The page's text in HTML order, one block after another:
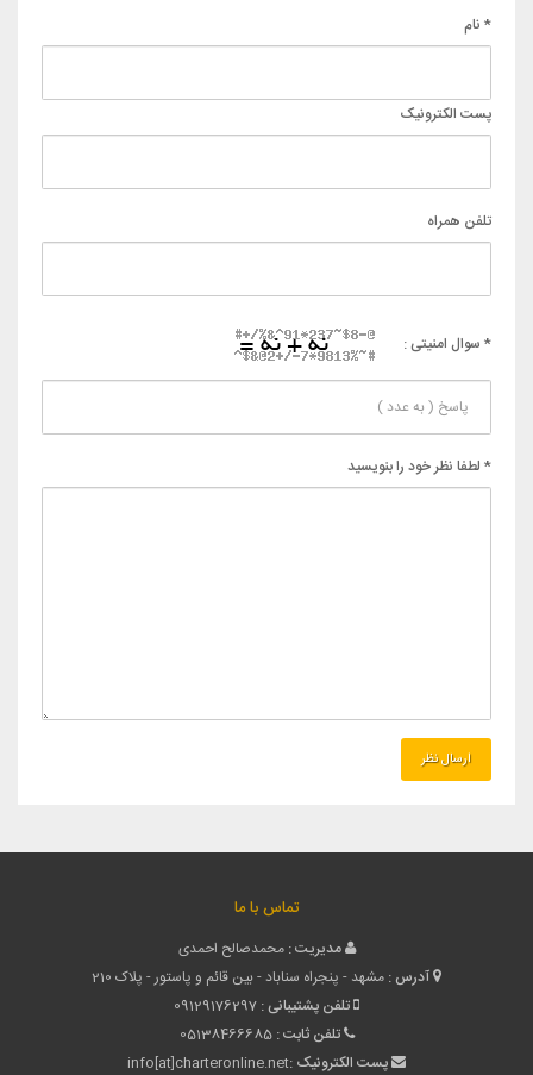
* نام
پست الکترونیک
تلفن همراه
* سوال امنیتی :
* لطفا نظر خود را بنویسید
تماس با ما
مدیریت : محمدصالح احمدی
آدرس : مشهد - پنجراه سناباد - بین قائم و پاستور - پلاک 210
تلفن پشتیبانی : 09129176297
تلفن ثابت : 05138466685
پست الکترونیک :info[at]charteronline.net